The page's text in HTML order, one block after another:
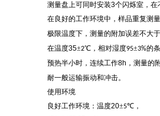
测量盘上可同时安装3个闪烁室，在
在良好的工作环境中，样品重复测
极限温度下，测量的附加误差不大于
在温度35±2℃，相对湿度95±3%的
预热半小时，连续工作8h ，测量的
耐一般运输振动和冲击。
使用环境
良好工作环境：温度20±5℃，